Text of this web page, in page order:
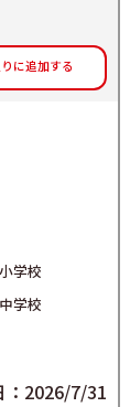
に追加する
学校
学校
：2026/7/31